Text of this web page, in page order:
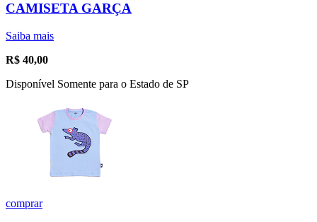
CAMISETA GARÇA
Saiba mais
R$ 40,00
Disponível Somente para o Estado de SP
comprar